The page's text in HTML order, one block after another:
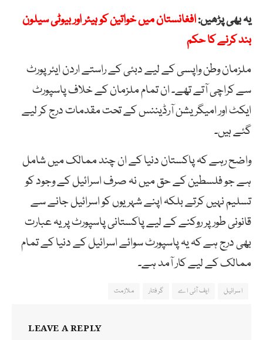
یہ بھی پڑھیں:افغانستان میں خواتین کو ہیئر اور بیوٹی سیلون
بند کرنے کا حکم
ملزمانوطن واپسی کے لیے دبئی کے راستے اردن ایئرپورٹ
سے کراچی آتے تھے۔ ان تمام ملزمان کے خلافپاسپورٹ
ایکٹ اور امیگریشن آرڈیننس کے تحت مقدمات درج کر لیے
گئے ہیں۔
واضح رہے کہ پاکستان دنیا کے ان چند ممالک میں شامل
ہے جو فلسطین کے حق میں نہ صرف اسرائیل کے وجود کو
تسلیم نہیں کرتے بلکہ اپنے شہریوں کو اسرائیل جانے سے
قانونی طور پر روکنے کے لیے پاکستانی پاسپورٹ پر یہ عبارت
بھی درج ہے کہ یہ پاسپورٹ سوائے اسرائیل کے دنیا کے تمام
ممالک کے لیے کار آمد ہے۔
اسرائیل ایف آئی اے گرفتار ملازمت
LEAVE A REPLY